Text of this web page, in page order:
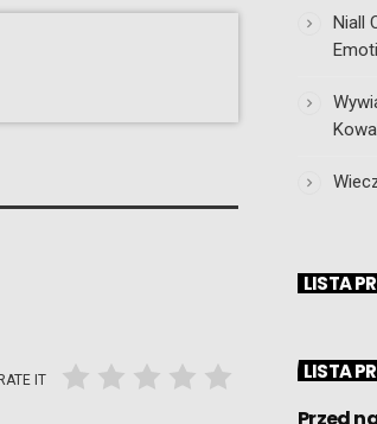
RATE IT
Niall
LISTA
LISTA